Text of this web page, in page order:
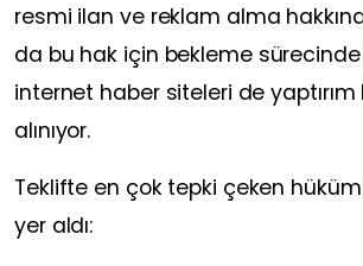
resmi ilan ve reklam alma
da bu hak için bekleme
internet haber siteleri de yaptırım
alınıyor.
Teklifte en çok tepki çeken
yer aldı: